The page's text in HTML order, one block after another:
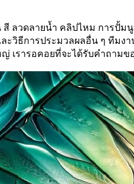
สี ลวดลายน้ำ คลิปไหม การปั้ม
ะวิธีการประมวลผลอื่น ๆ ทีม
เรารอคอยที่จะได้รับคำถาม